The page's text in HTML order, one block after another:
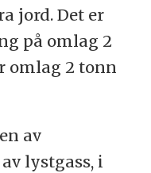
jord. Det er
på omlag 2
omlag 2 tonn
av
lystgass, i